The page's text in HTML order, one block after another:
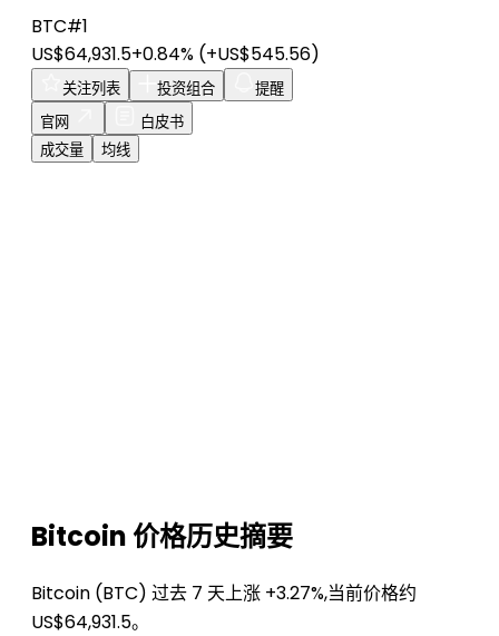
BTC#1
US$64,931.5+0.84% (+US$545.56)
关注列表 投资组合
提醒
官网
白皮书
成交量
均线
Bitcoin 价格历史摘要
Bitcoin (BTC) 过去 7 天上涨 +3.27%,当前价格约
US$64,931.5。